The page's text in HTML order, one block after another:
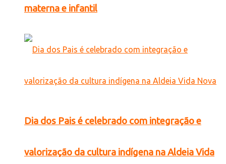
materna e infantil
Dia dos Pais é celebrado com integração e
valorização da cultura indígena na Aldeia Vida